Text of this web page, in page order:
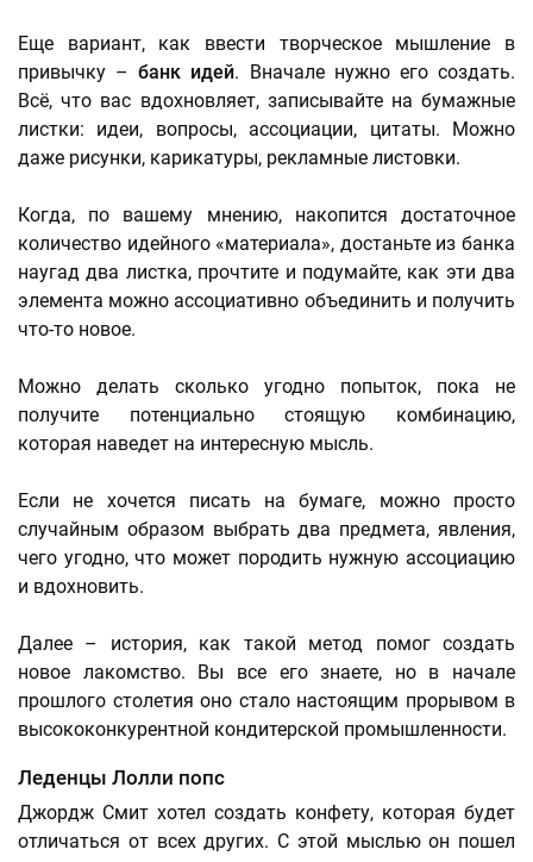
Еще вариант, как ввести творческое мышление в
привычку –банк идей. Вначале нужно его создать.
Всё, что вас вдохновляет, записывайте на бумажные
листки: идеи, вопросы, ассоциации, цитаты. Можно
даже рисунки, карикатуры, рекламные листовки.
Когда, по вашему мнению, накопится достаточное
количество идейного «материала», достаньте из банка
наугад два листка, прочтите и подумайте, как эти два
элемента можно ассоциативно объединить и получить
что-то новое.
Можно делать сколько угодно попыток, пока не
получите потенциально стоящую комбинацию,
которая наведет на интересную мысль.
Если не хочется писать на бумаге, можно просто
случайным образом выбрать два предмета, явления,
чего угодно, что может породить нужную ассоциацию
и вдохновить.
Далее – история, как такой метод помог создать
новое лакомство. Вы все его знаете, но в начале
прошлого столетия оно стало настоящим прорывом в
высококонкурентной кондитерской промышленности.
Леденцы Лолли попс
Джордж Смит хотел создать конфету, которая будет
отличаться от всех других. С этой мыслью он пошел